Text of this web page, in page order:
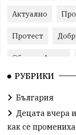
Актуално
Протест
Община Аврен
Финанси
Театър Спорт
Градски
РУБРИКИ
България
Децата вчера
как се промениха